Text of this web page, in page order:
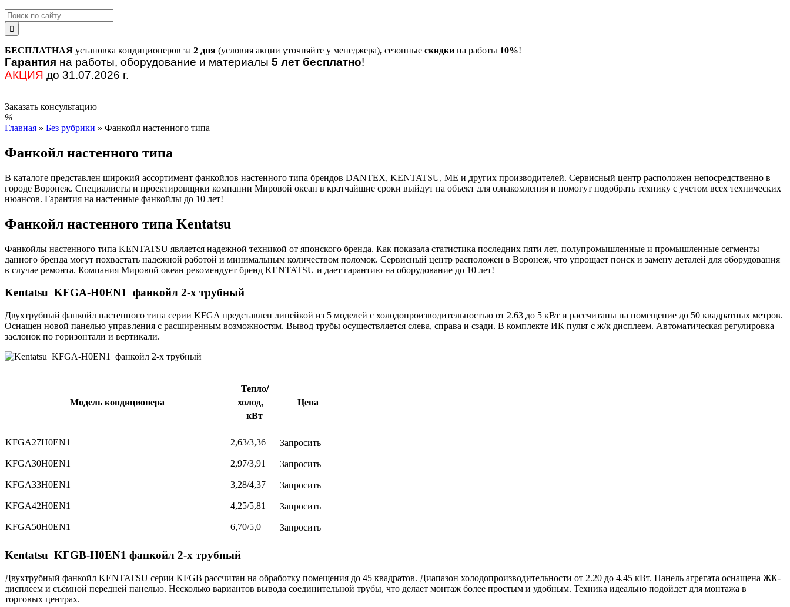
БЕСПЛАТНАЯ установка кондиционеров за 2 дня (условия акции уточняйте у менеджера), сезонные скидки на работы 10%!
Гарантия на работы, оборудование и материалы 5 лет бесплатно!
АКЦИЯ до 31.07.2026 г.
Заказать консультацию
Главная » Без рубрики » Фанкойл настенного типа
Фанкойл настенного типа
В каталоге представлен широкий ассортимент фанкойлов настенного типа брендов DANTEX, KENTATSU, ME и других производителей. Сервисный центр расположен непосредственно в
городе Воронеж. Специалисты и проектировщики компании Мировой океан в кратчайшие сроки выйдут на объект для ознакомления и помогут подобрать технику с учетом всех технических
нюансов. Гарантия на настенные фанкойлы до 10 лет!
Фанкойл настенного типа Kentatsu
Фанкойлы настенного типа KENTATSU является надежной техникой от японского бренда. Как показала статистика последних пяти лет, полупромышленные и промышленные сегменты
данного бренда могут похвастать надежной работой и минимальным количеством поломок. Сервисный центр расположен в Воронеж, что упрощает поиск и замену деталей для оборудования
в случае ремонта. Компания Мировой океан рекомендует бренд KENTATSU и дает гарантию на оборудование до 10 лет!
Kentatsu KFGA-H0EN1 фанкойл 2-х трубный
Двухтрубный фанкойл настенного типа серии KFGA представлен линейкой из 5 моделей с холодопроизводительностью от 2.63 до 5 кВт и рассчитаны на помещение до 50 квадратных метров.
Оснащен новой панелью управления с расширенным возможностям. Вывод трубы осуществляется слева, справа и сзади. В комплекте ИК пульт с ж/к дисплеем. Автоматическая регулировка
заслонок по горизонтали и вертикали.
Модель кондиционера
Тепло/
холод,
кВт
Цена
KFGA27H0EN1 2,63/3,36 Запросить
KFGA30H0EN1 2,97/3,91 Запросить
KFGA33H0EN1 3,28/4,37 Запросить
KFGA42H0EN1 4,25/5,81 Запросить
KFGA50H0EN1 6,70/5,0 Запросить
Kentatsu KFGB-H0EN1 фанкойл 2-х трубный
Двухтрубный фанкойл KENTATSU серии KFGB рассчитан на обработку помещения до 45 квадратов. Диапазон холодопроизводительности от 2.20 до 4.45 кВт. Панель агрегата оснащена ЖК-
дисплеем и съёмной передней панелью. Несколько вариантов вывода соединительной трубы, что делает монтаж более простым и удобным. Техника идеально подойдет для монтажа в
торговых центрах.